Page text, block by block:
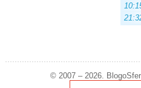
© 2007 – 2026.